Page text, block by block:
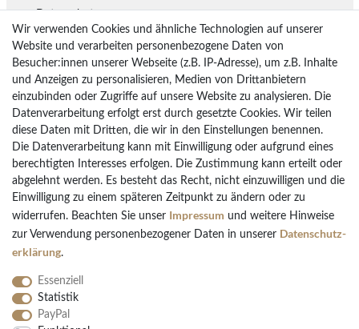
Datenschutz
Lieferung
Rückgaberecht
Vertrag widerrufen
Bezahlarten
PayPal
Vorkasse Überweisung
Kreditkarten
Kauf auf Rechnung
Wir verwenden Cookies und ähnliche Technologien auf unserer
Website und verarbeiten personenbezogene Daten von
Besucher:innen unserer Webseite (z.B. IP-Adresse), um z.B. Inhalte
und Anzeigen zu personalisieren, Medien von Drittanbietern
einzubinden oder Zugriffe auf unsere Website zu analysieren. Die
Datenverarbeitung erfolgt erst durch gesetzte Cookies. Wir teilen
diese Daten mit Dritten, die wir in den Einstellungen benennen.
Die Datenverarbeitung kann mit Einwilligung oder aufgrund eines
berechtigten Interesses erfolgen. Die Zustimmung kann erteilt oder
abgelehnt werden. Es besteht das Recht, nicht einzuwilligen und die
Einwilligung zu einem späteren Zeitpunkt zu ändern oder zu
widerrufen. Beachten Sie unser Impressum und weitere Hinweise
zur Verwendung personenbezogener Daten in unserer Daten­schutz­
erklärung.
Essenziell
Statistik
PayPal